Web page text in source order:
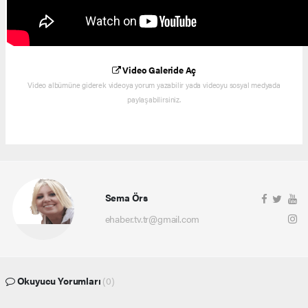
Video Galeride Aç
Video albümüne giderek videoya yorum yazabilir yada videoyu sosyal medyada
paylaşabilirsiniz.
Sema Örs
ehaber.tv.tr@gmail.com
Okuyucu Yorumları (0)